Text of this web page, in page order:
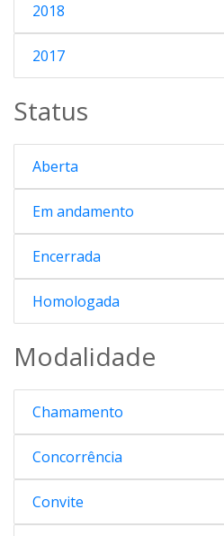
2018
2017
Status
Aberta
Em andamento
Encerrada
Homologada
Modalidade
Chamamento
Concorrência
Convite